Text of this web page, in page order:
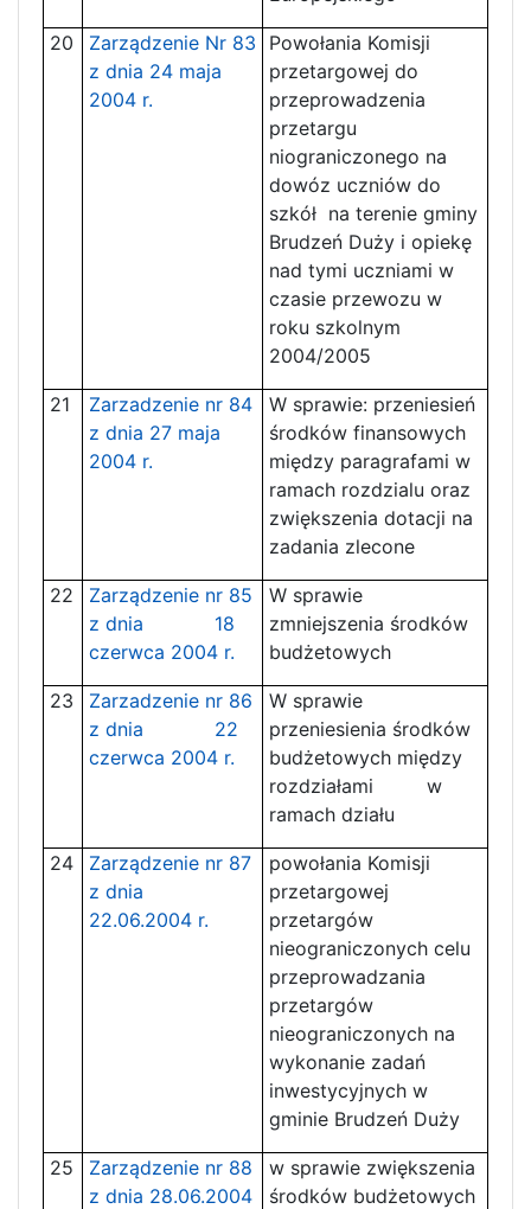
20
Zarządzenie Nr 83
z dnia 24 maja
2004 r.
Powołania Komisji
przetargowej do
przeprowadzenia
przetargu
niograniczonego na
dowóz uczniów do
szkół na terenie gminy
Brudzeń Duży i opiekę
nad tymi uczniami w
czasie przewozu w
roku szkolnym
2004/2005
21
Zarzadzenie nr 84
z dnia 27 maja
2004 r.
W sprawie: przeniesień
środków finansowych
między paragrafami w
ramach rozdzialu oraz
zwiększenia dotacji na
zadania zlecone
22
Zarządzenie nr 85
z dnia 18
czerwca 2004 r.
W sprawie
zmniejszenia środków
budżetowych
23
Zarzadzenie nr 86
z dnia 22
czerwca 2004 r.
W sprawie
przeniesienia środków
budżetowych między
rozdziałami w
ramach działu
24
Zarządzenie nr 87
z dnia
22.06.2004 r.
powołania Komisji
przetargowej
przetargów
nieograniczonych celu
przeprowadzania
przetargów
nieograniczonych na
wykonanie zadań
inwestycyjnych w
gminie Brudzeń Duży
25
Zarządzenie nr 88
z dnia 28.06.2004
w sprawie zwiększenia
środków budżetowych